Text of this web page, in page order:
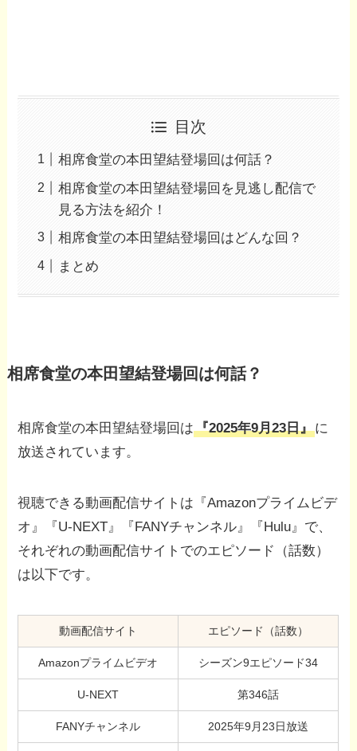
目次
相席食堂の本田望結登場回は何話？
相席食堂の本田望結登場回を見逃し配信で
見る方法を紹介！
相席食堂の本田望結登場回はどんな回？
まとめ
相席食堂の本田望結登場回は何話？
相席食堂の本田望結登場回は『2025年9月23日』に
放送されています。
視聴できる動画配信サイトは『Amazonプライムビデ
オ』『U-NEXT』『FANYチャンネル』『Hulu』で、
それぞれの動画配信サイトでのエピソード（話数）
は以下です。
動画配信サイト エピソード（話数）
Amazonプライムビデオ シーズン9エピソード34
U-NEXT 第346話
FANYチャンネル 2025年9月23日放送